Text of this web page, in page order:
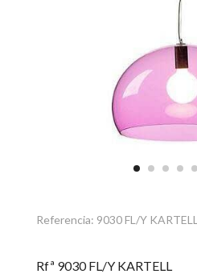
Referencia: 9030 FL/Y KARTELL
Rfª 9030 FL/Y KARTELL